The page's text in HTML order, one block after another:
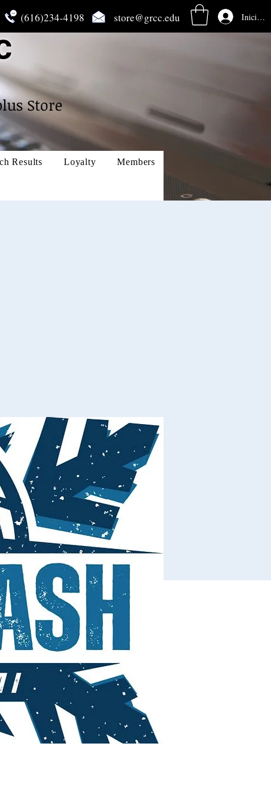
Store
Results Loyalty Members
store@grcc.edu
(616)234-4198 Iniciar